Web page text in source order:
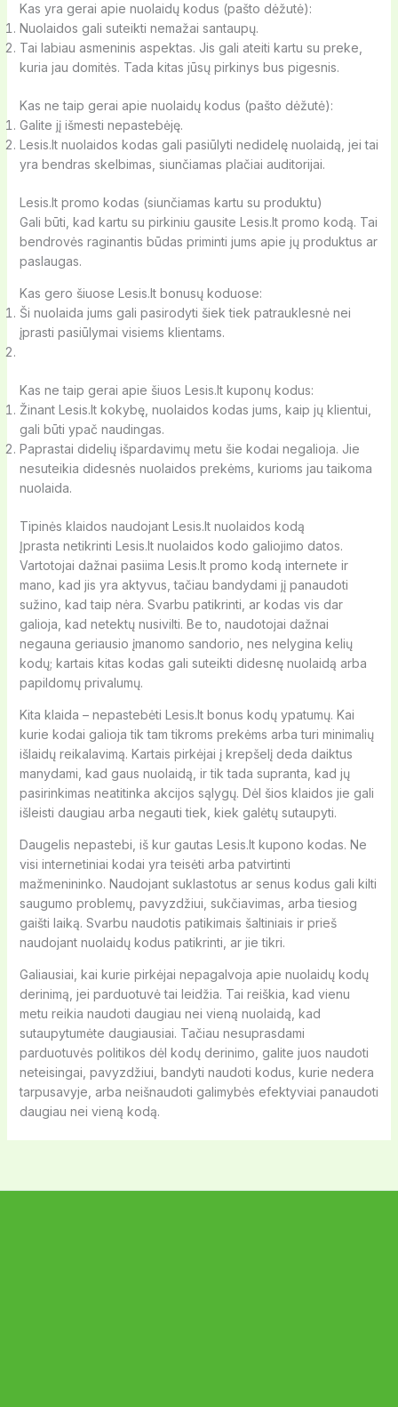
Kas yra gerai apie nuolaidų kodus (pašto dėžutė):
Nuolaidos gali suteikti nemažai santaupų.
Tai labiau asmeninis aspektas. Jis gali ateiti kartu su preke,
kuria jau domitės. Tada kitas jūsų pirkinys bus pigesnis.
Kas ne taip gerai apie nuolaidų kodus (pašto dėžutė):
Galite jį išmesti nepastebėję.
Lesis.lt nuolaidos kodas gali pasiūlyti nedidelę nuolaidą, jei tai
yra bendras skelbimas, siunčiamas plačiai auditorijai.
Lesis.lt promo kodas (siunčiamas kartu su produktu)
Gali būti, kad kartu su pirkiniu gausite Lesis.lt promo kodą. Tai
bendrovės raginantis būdas priminti jums apie jų produktus ar
paslaugas.
Kas gero šiuose Lesis.lt bonusų koduose:
Ši nuolaida jums gali pasirodyti šiek tiek patrauklesnė nei
įprasti pasiūlymai visiems klientams.
Kas ne taip gerai apie šiuos Lesis.lt kuponų kodus:
Žinant Lesis.lt kokybę, nuolaidos kodas jums, kaip jų klientui,
gali būti ypač naudingas.
Paprastai didelių išpardavimų metu šie kodai negalioja. Jie
nesuteikia didesnės nuolaidos prekėms, kurioms jau taikoma
nuolaida.
Tipinės klaidos naudojant Lesis.lt nuolaidos kodą
Įprasta netikrinti Lesis.lt nuolaidos kodo galiojimo datos.
Vartotojai dažnai pasiima Lesis.lt promo kodą internete ir
mano, kad jis yra aktyvus, tačiau bandydami jį panaudoti
sužino, kad taip nėra. Svarbu patikrinti, ar kodas vis dar
galioja, kad netektų nusivilti. Be to, naudotojai dažnai
negauna geriausio įmanomo sandorio, nes nelygina kelių
kodų; kartais kitas kodas gali suteikti didesnę nuolaidą arba
papildomų privalumų.
Kita klaida – nepastebėti Lesis.lt bonus kodų ypatumų. Kai
kurie kodai galioja tik tam tikroms prekėms arba turi minimalių
išlaidų reikalavimą. Kartais pirkėjai į krepšelį deda daiktus
manydami, kad gaus nuolaidą, ir tik tada supranta, kad jų
pasirinkimas neatitinka akcijos sąlygų. Dėl šios klaidos jie gali
išleisti daugiau arba negauti tiek, kiek galėtų sutaupyti.
Daugelis nepastebi, iš kur gautas Lesis.lt kupono kodas. Ne
visi internetiniai kodai yra teisėti arba patvirtinti
mažmenininko. Naudojant suklastotus ar senus kodus gali kilti
saugumo problemų, pavyzdžiui, sukčiavimas, arba tiesiog
gaišti laiką. Svarbu naudotis patikimais šaltiniais ir prieš
naudojant nuolaidų kodus patikrinti, ar jie tikri.
Galiausiai, kai kurie pirkėjai nepagalvoja apie nuolaidų kodų
derinimą, jei parduotuvė tai leidžia. Tai reiškia, kad vienu
metu reikia naudoti daugiau nei vieną nuolaidą, kad
sutaupytumėte daugiausiai. Tačiau nesuprasdami
parduotuvės politikos dėl kodų derinimo, galite juos naudoti
neteisingai, pavyzdžiui, bandyti naudoti kodus, kurie nedera
tarpusavyje, arba neišnaudoti galimybės efektyviai panaudoti
daugiau nei vieną kodą.